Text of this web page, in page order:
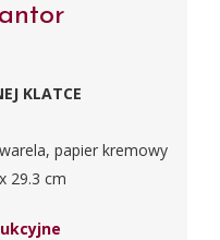
KLATCE
papier kremowy
29.3 cm